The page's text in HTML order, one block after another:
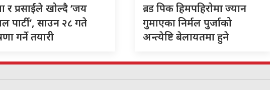
र प्रसाईंले खोल्दै ‘जय
पार्टी’, साउन २८ गते
गर्ने तयारी
ब्रडपिक हिमपहिरोमा ज्यान
गुमाएका निर्मल पुर्जाको
अन्त्येष्टि बेलायतमा हुने